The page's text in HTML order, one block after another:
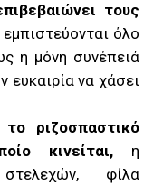
τους
όλο
η μόνη συνέπειά
ευκαιρία να χάσει
ριζοσπαστικό
κινείται, η
στελεχών, φίλα